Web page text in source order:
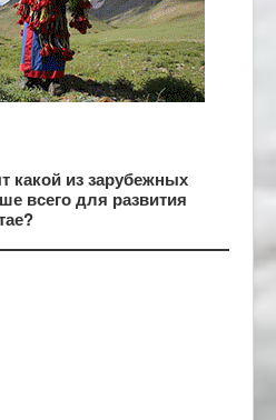
какой из зарубежных
всего для развития